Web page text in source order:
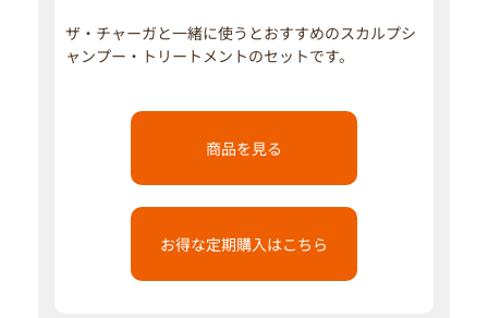
ザ・チャーガと一緒に使うとおすすめのスカルプシ
ャンプー・トリートメントのセットです。
商品を見る
お得な定期購入はこちら